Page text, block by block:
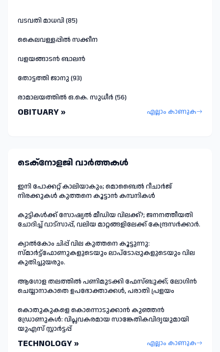
വടവതി മാധവി (85)
കൈലവള്ളപ്പിൽ സക്കീന
വളയങ്ങാടൻ ബാലൻ
തോട്ടത്തി ജാനു (93)
രാമാലയത്തിൽ ഒ.കെ. സുധീർ (56)
OBITUARY » എല്ലാം കാണുക
ടെക്നോളജി വാർത്തകള്‍
ഇനി പോക്കറ്റ് കാലിയാകും; മൊബൈൽ റീചാർജ്
നിരക്കുകൾ കുത്തനെ കൂട്ടാൻ കമ്പനികൾ
കുട്ടികൾക്ക് സോഷ്യൽ മീഡിയ വിലക്ക്?; ജനനത്തീയതി
ചോദിച്ച് വാട്‌സാപ്പ്, വലിയ മാറ്റങ്ങളിലേക്ക് കേന്ദ്രസർക്കാർ.
ക്വാൽകോം ചിപ്പ് വില കുത്തനെ കൂട്ടുന്നു:
സ്മാർട്ട്ഫോണുകളുടെയും ലാപ്ടോപ്പുകളുടെയും വില
കുതിച്ചുയരും.
ആഗോള തലത്തിൽ പണിമുടക്കി ഫേസ്ബുക്ക്; ലോഗിന്‍
ചെയ്യാനാകാതെ ഉപഭോക്താക്കള്‍, പരാതി പ്രളയം
കൊതുകുകളെ കൊന്നൊടുക്കാൻ കുഞ്ഞൻ
ഡ്രോണുകൾ: വിപ്ലവകരമായ സാങ്കേതികവിദ്യയുമായി
യുഎസ് സ്റ്റാർട്ടപ്പ്
TECHNOLOGY » എല്ലാം കാണുക